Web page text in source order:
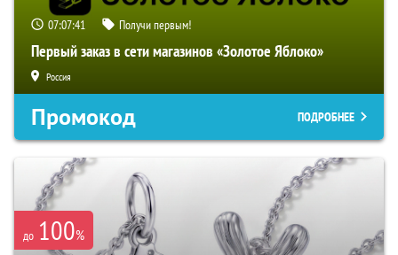
07:07:40 Получи первым!
Первый заказ в сети магазинов «Золотое Яблоко»
Россия
Промокод ПОДРОБНЕЕ
до 100%